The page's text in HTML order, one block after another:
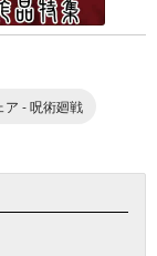
ア - 呪術廻戦